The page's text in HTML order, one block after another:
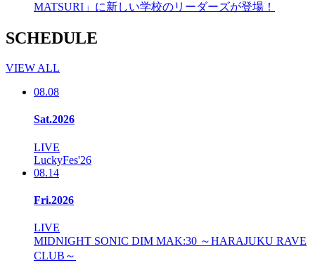
MATSURI」に新しい学校のリーダーズが登場！
SCHEDULE
VIEW ALL
08.08
Sat.2026
LIVE
LuckyFes'26
08.14
Fri.2026
LIVE
MIDNIGHT SONIC DIM MAK:30 ～HARAJUKU RAVE
CLUB～